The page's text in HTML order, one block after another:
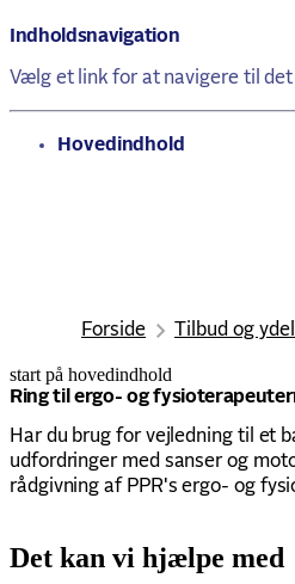
Indholdsnavigation
Vælg et link for at navigere til
gå til
Hovedindhold
Forside Tilbud og
start på hovedindhold
Ring til ergo- og
Har du brug for vejledning til et
udfordringer med sanser og
rådgivning af PPR's ergo- og
senest opdateret 30. januar 2026
Det kan vi hjælpe med